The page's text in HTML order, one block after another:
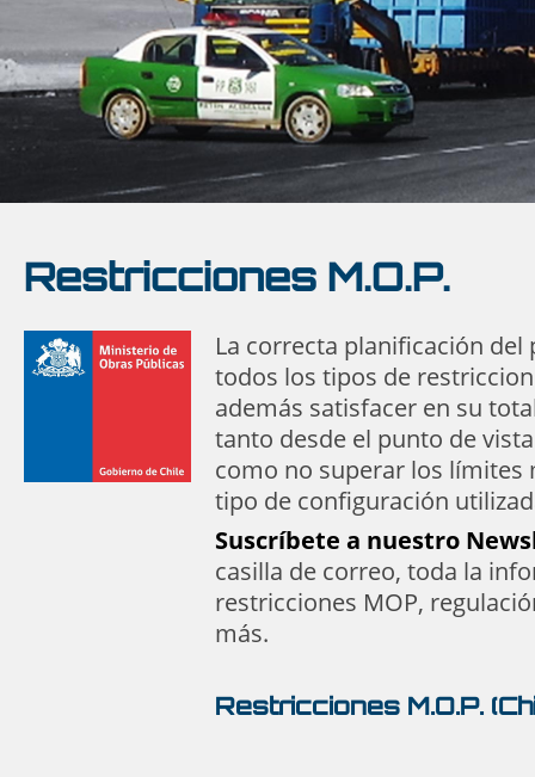
Restricciones M.O.P.
La correcta planificación
todos los tipos de
además satisfacer en su
tanto desde el punto de
como no superar los límites
tipo de configuración
Suscríbete a nuestro
casilla de correo, toda la
restricciones MOP,
más.
Restricciones M.O.P.